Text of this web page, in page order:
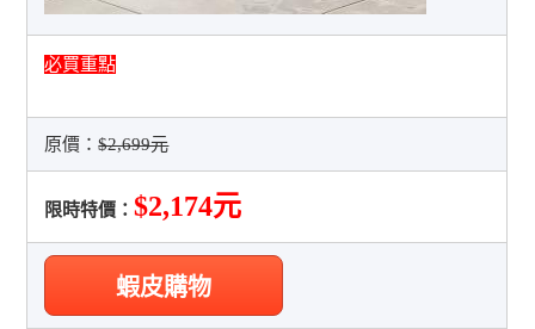
必買重點
原價：$2,699元
限時特價：$2,174元
蝦皮購物